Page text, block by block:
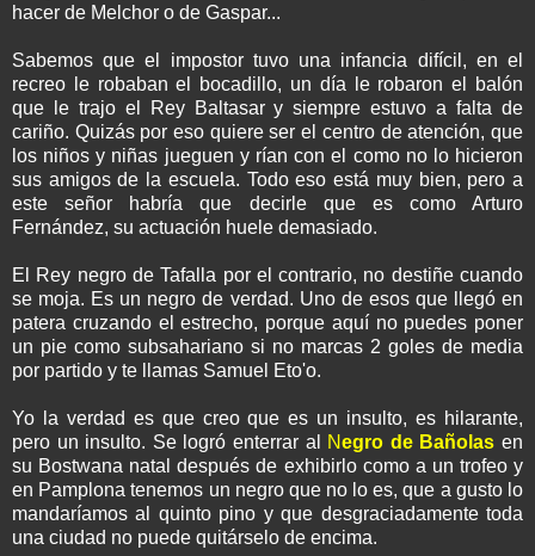
hacer de Melchor o de Gaspar...
Sabemos que el impostor tuvo una infancia difícil, en el
recreo le robaban el bocadillo, un día le robaron el balón
que le trajo el Rey Baltasar y siempre estuvo a falta de
cariño. Quizás por eso quiere ser el centro de atención, que
los niños y niñas jueguen y rían con el como no lo hicieron
sus amigos de la escuela. Todo eso está muy bien, pero a
este señor habría que decirle que es como Arturo
Fernández, su actuación huele demasiado.
El Rey negro de Tafalla por el contrario, no destiñe cuando
se moja. Es un negro de verdad. Uno de esos que llegó en
patera cruzando el estrecho, porque aquí no puedes poner
un pie como subsahariano si no marcas 2 goles de media
por partido y te llamas Samuel Eto'o.
Yo la verdad es que creo que es un insulto, es hilarante,
pero un insulto. Se logró enterrar al
Negro de Bañolas en
su Bostwana natal después de exhibirlo como a un trofeo y
en Pamplona tenemos un negro que no lo es, que a gusto lo
mandaríamos al quinto pino y que desgraciadamente toda
una ciudad no puede quitárselo de encima.